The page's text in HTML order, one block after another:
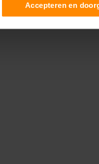
Accepteren en